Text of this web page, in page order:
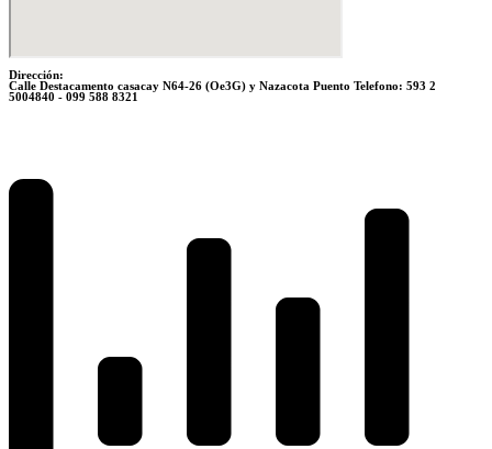
Dirección:
Calle Destacamento casacay N64-26 (Oe3G) y Nazacota Puento Telefono: 593 2
5004840 - 099 588 8321